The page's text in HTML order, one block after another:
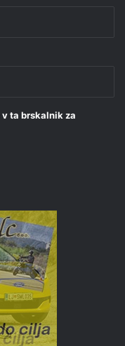
ta brskalnik za